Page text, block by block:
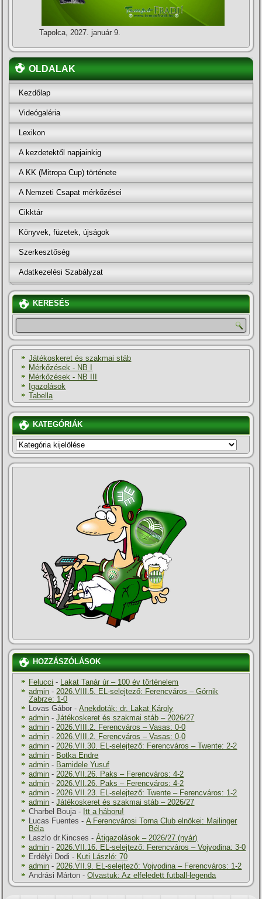
Tapolca, 2027. január 9.
OLDALAK
Kezdőlap
Videógaléria
Lexikon
A kezdetektől napjainkig
A KK (Mitropa Cup) története
A Nemzeti Csapat mérkőzései
Cikktár
Könyvek, füzetek, újságok
Szerkesztőség
Adatkezelési Szabályzat
KERESÉS
Játékoskeret és szakmai stáb
Mérkőzések - NB I
Mérkőzések - NB III
Igazolások
Tabella
KATEGÓRIÁK
KATEGÓRIÁK
HOZZÁSZÓLÁSOK
Felucci - Lakat Tanár úr – 100 év történelem
admin -2026.VIII.5. EL-selejtező: Ferencváros – Górnik
Zabrze: 1-0
Lovas Gábor -Anekdoták: dr. Lakat Károly
admin -Játékoskeret és szakmai stáb – 2026/27
admin -2026.VIII.2. Ferencváros – Vasas: 0-0
admin -2026.VIII.2. Ferencváros – Vasas: 0-0
admin -2026.VII.30. EL-selejtező: Ferencváros – Twente: 2-2
admin - Botka Endre
admin - Bamidele Yusuf
admin -2026.VII.26. Paks – Ferencváros: 4-2
admin -2026.VII.26. Paks – Ferencváros: 4-2
admin -2026.VII.23. EL-selejtező: Twente – Ferencváros: 1-2
admin -Játékoskeret és szakmai stáb – 2026/27
Charbel Bouja- Itt a háboru!
Lucas Fuentes -A Ferencvárosi Torna Club elnökei: Mailinger
Béla
Laszlo dr.Kincses -Átigazolások – 2026/27 (nyár)
admin -2026.VII.16. EL-selejtező: Ferencváros – Vojvodina: 3-0
Erdélyi Dodi - Kuti László: 70
admin -2026.VII.9. EL-selejtező: Vojvodina – Ferencváros: 1-2
Andrási Márton -Olvastuk: Az elfeledett futball-legenda